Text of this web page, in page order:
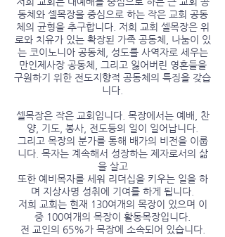
동체와 셀목장을 중심으로 하는 작은 교회 공동
체의 균형을 추구합니다. 저희 교회 셀목장은 위
로와 치유가 있는 확장된 가족 공동체, 나눔이 있
는 코이노니아 공동체, 성도를 사역자로 세우는
만인제사장 공동체, 그리고 잃어버린 영혼들을
구원하기 위한 전도지향적 공동체의 특징을 갖습
니다.
셀목장은 작은 교회입니다. 목장에서는 예배, 찬
양, 기도, 봉사, 전도등의 일이 일어납니다.
그리고 목장의 분가를 통해 배가의 비전을 이룹
니다. 목자는 계속해서 성장하는 제자로서의 삶
을 살고
또한 예비목자를 세워 리더십을 키우는 일을 하
며 지상사명 성취에 기여를 하게 됩니다.
저희 교회는 현재 130여개의 목장이 있으며 이
중 100여개의 목장이 활동목장입니다.
전 교인의 65%가 목장에 소속되어 있습니다.